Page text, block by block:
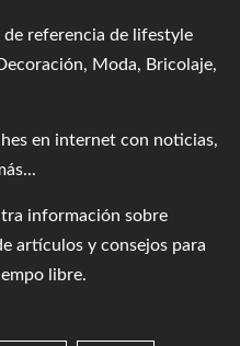
de referencia de lifestyle
Moda, Bricolaje,
en internet con noticias,
información sobre
artículos y consejos para
libre.